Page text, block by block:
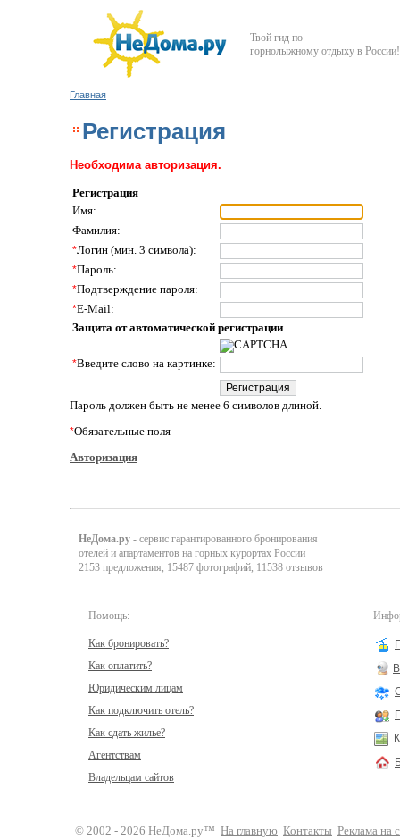
Твой гид по
горнолыжному отдыху в России!
Главная
Регистрация
Необходима авторизация.
Регистрация
Имя:
Фамилия:
*Логин (мин. 3 символа):
*Пароль:
*Подтверждение пароля:
*E-Mail:
Защита от автоматической регистрации
*Введите слово на картинке:
Пароль должен быть не менее 6 символов длиной.
*Обязательные поля
Авторизация
НеДома.ру - сервис гарантированного бронирования
отелей и апартаментов на горных курортах России
2153 предложения, 15487 фотографий, 11538 отзывов
Помощь:
Как бронировать?
Как оплатить?
Юридическим лицам
Как подключить отель?
Как сдать жилье?
Агентствам
Владельцам сайтов
© 2002 - 2026 НеДома.ру™ На главную Контакты Реклама на